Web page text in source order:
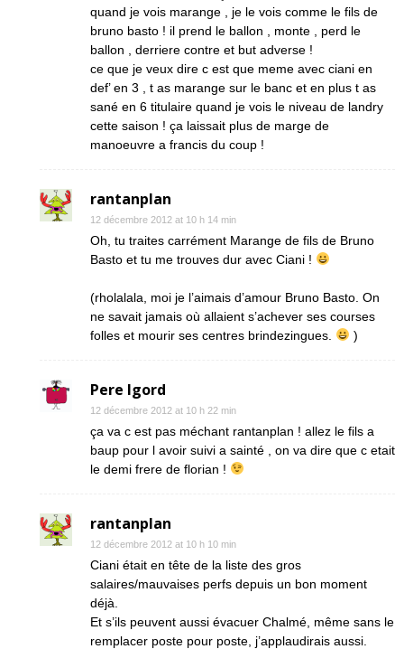
quand je vois marange , je le vois comme le fils de
bruno basto ! il prend le ballon , monte , perd le
ballon , derriere contre et but adverse !
ce que je veux dire c est que meme avec ciani en
def’ en 3 , t as marange sur le banc et en plus t as
sané en 6 titulaire quand je vois le niveau de landry
cette saison ! ça laissait plus de marge de
manoeuvre a francis du coup !
rantanplan
12 décembre 2012 at 10 h 14 min
Oh, tu traites carrément Marange de fils de Bruno
Basto et tu me trouves dur avec Ciani !
(rholalala, moi je l’aimais d’amour Bruno Basto. On
ne savait jamais où allaient s’achever ses courses
folles et mourir ses centres brindezingues.
)
Pere Igord
12 décembre 2012 at 10 h 22 min
ça va c est pas méchant rantanplan ! allez le fils a
baup pour l avoir suivi a sainté , on va dire que c etait
le demi frere de florian !
rantanplan
12 décembre 2012 at 10 h 10 min
Ciani était en tête de la liste des gros
salaires/mauvaises perfs depuis un bon moment
déjà.
Et s’ils peuvent aussi évacuer Chalmé, même sans le
remplacer poste pour poste, j’applaudirais aussi.